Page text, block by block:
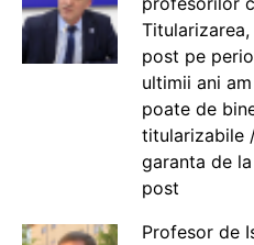
post pe
ultimii ani
poate de
titularizabile
garanta de
post
Profesor de